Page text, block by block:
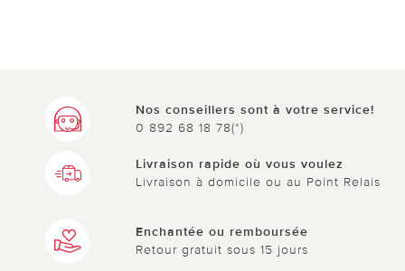
Nos conseillers sont à votre service!
0 892 68 18 78(*)
Livraison rapide où vous voulez
Livraison à domicile ou au Point Relais
Enchantée ou remboursée
Retour gratuit sous 15 jours